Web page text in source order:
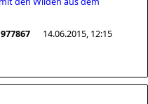
977867 14.06.2015, 12:15